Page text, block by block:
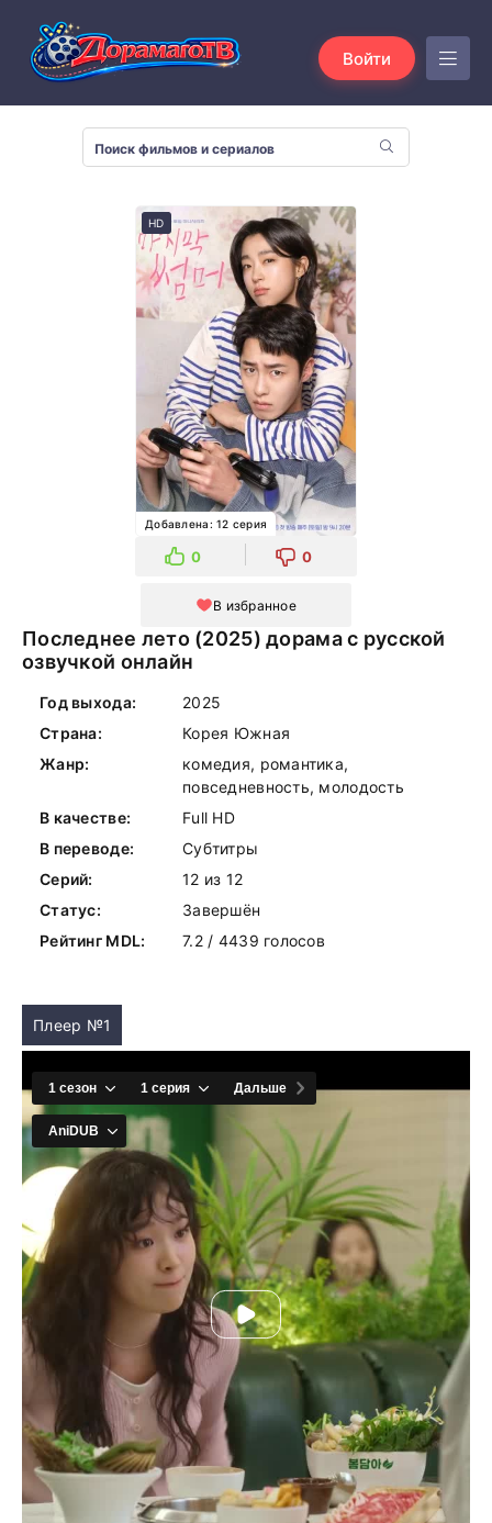
Войти
HD
Добавлена: 12 серия
0 0
В избранное
Последнее лето (2025) дорама с русской
озвучкой онлайн
Год выхода:
2025
Страна:
Корея Южная
Жанр:
комедия, романтика,
повседневность, молодость
В качестве:
Full HD
В переводе:
Субтитры
Серий:
12 из 12
Статус:
Завершён
Рейтинг MDL:
7.2 / 4439 голосов
Плеер №1